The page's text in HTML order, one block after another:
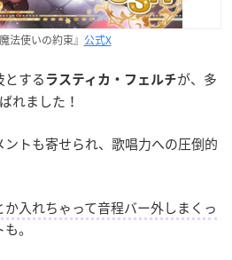
法使いの約束』 公式X
とする ラスティカ・フェルチが、多
れました！
ントも寄せられ、歌唱力への圧倒的
か入れちゃって音程バー外しまくっ
。